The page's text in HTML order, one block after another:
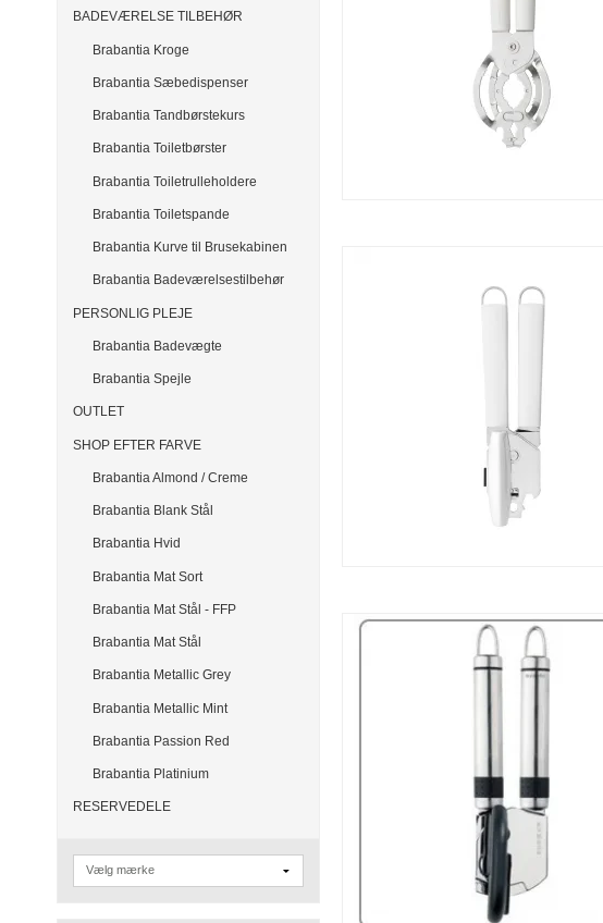
BADEVÆRELSE TILBEHØR
Brabantia Kroge
Brabantia Sæbedispenser
Brabantia Tandbørstekurs
Brabantia Toiletbørster
Brabantia Toiletrulleholdere
Brabantia Toiletspande
Brabantia Kurve til Brusekabinen
Brabantia Badeværelsestilbehør
PERSONLIG PLEJE
Brabantia Badevægte
Brabantia Spejle
OUTLET
SHOP EFTER FARVE
Brabantia Almond / Creme
Brabantia Blank Stål
Brabantia Hvid
Brabantia Mat Sort
Brabantia Mat Stål - FFP
Brabantia Mat Stål
Brabantia Metallic Grey
Brabantia Metallic Mint
Brabantia Passion Red
Brabantia Platinium
RESERVEDELE